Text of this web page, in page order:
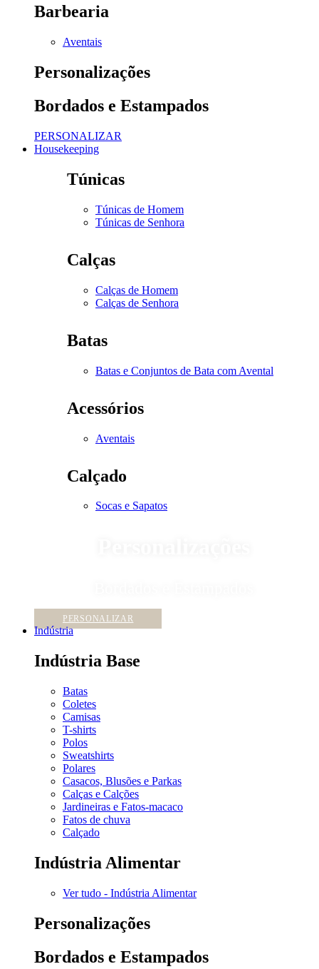
Barbearia
Aventais
Personalizações
Bordados e Estampados
PERSONALIZAR
Housekeeping
Túnicas
Túnicas de Homem
Túnicas de Senhora
Calças
Calças de Homem
Calças de Senhora
Batas
Batas e Conjuntos de Bata com Avental
Acessórios
Aventais
Calçado
Socas e Sapatos
PERSONALIZAR
Indústria
Indústria Base
Batas
Coletes
Camisas
T-shirts
Polos
Sweatshirts
Polares
Casacos, Blusões e Parkas
Calças e Calções
Jardineiras e Fatos-macaco
Fatos de chuva
Calçado
Indústria Alimentar
Ver tudo - Indústria Alimentar
Personalizações
Bordados e Estampados